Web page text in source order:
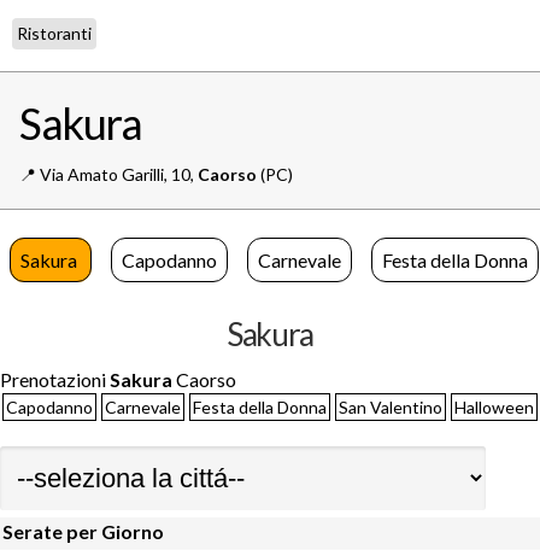
Ristoranti
Sakura
📍️ Via Amato Garilli, 10, Caorso (PC)
Sakura Capodanno Carnevale Festa della Donna
Sakura
Prenotazioni Sakura Caorso
Capodanno Carnevale Festa della Donna San Valentino Halloween
Serate per Giorno